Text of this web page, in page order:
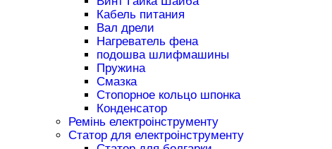
Кабель питания
Вал дрели
Нагреватель фена
подошва шлифмашины
Пружина
Смазка
Стопорное кольцо шпонка
Конденсатор
Ремінь електроінструменту
Статор для електроінструменту